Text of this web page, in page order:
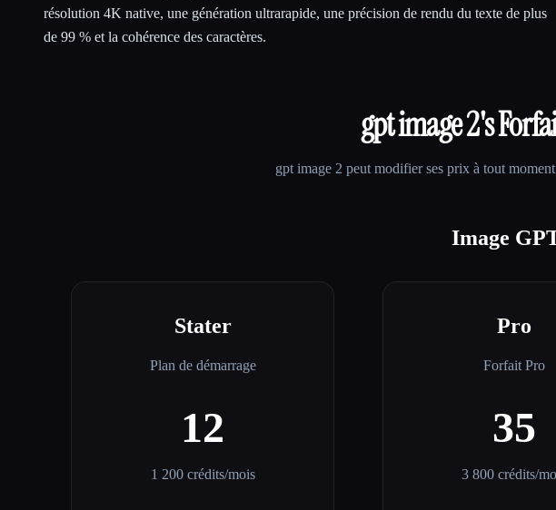
résolution 4K native, une génération ultrarapide, une précision de rendu du texte de plus
de 99 % et la cohérence des caractères.
gpt image 2's
gpt image 2 peut modifier ses prix à tout
Image
Stater
Plan de démarrage
12
1 200 crédits/mois
Pro
Forfait Pro
35
3 800 crédits/